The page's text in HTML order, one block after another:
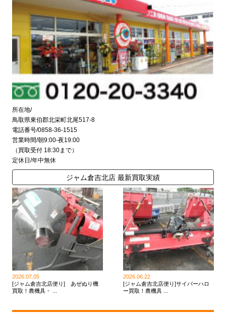
所在地/
鳥取県東伯郡北栄町北尾517-8
電話番号/0858-36-1515
営業時間/朝9:00-夜19:00
（買取受付 18:30まで）
定休日/年中無休
ジャム倉吉北店 最新買取実績
2026.07.05
[ジャム倉吉北店便り] あぜぬり機
買取！農機具・ ...
2026.06.22
[ジャム倉吉北店便り]サイバーハロ
ー買取！農機具 ...